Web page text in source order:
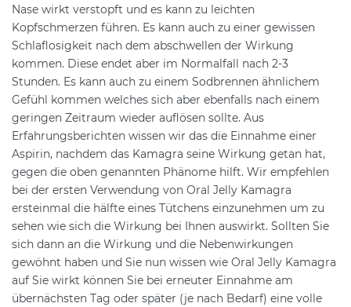
Nase wirkt verstopft und es kann zu leichten
Kopfschmerzen führen. Es kann auch zu einer gewissen
Schlaflosigkeit nach dem abschwellen der Wirkung
kommen. Diese endet aber im Normalfall nach 2-3
Stunden. Es kann auch zu einem Sodbrennen ähnlichem
Gefühl kommen welches sich aber ebenfalls nach einem
geringen Zeitraum wieder auflösen sollte. Aus
Erfahrungsberichten wissen wir das die Einnahme einer
Aspirin, nachdem das Kamagra seine Wirkung getan hat,
gegen die oben genannten Phänome hilft. Wir empfehlen
bei der ersten Verwendung von Oral Jelly Kamagra
ersteinmal die hälfte eines Tütchens einzunehmen um zu
sehen wie sich die Wirkung bei Ihnen auswirkt. Sollten Sie
sich dann an die Wirkung und die Nebenwirkungen
gewöhnt haben und Sie nun wissen wie Oral Jelly Kamagra
auf Sie wirkt können Sie bei erneuter Einnahme am
übernächsten Tag oder später (je nach Bedarf) eine volle